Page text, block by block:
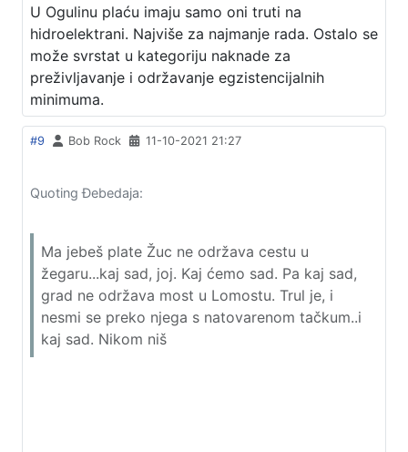
U Ogulinu plaću imaju samo oni truti na
hidroelektrani. Najviše za najmanje rada. Ostalo se
može svrstat u kategoriju naknade za
preživljavanje i održavanje egzistencijalnih
minimuma.
#9 Bob Rock 11-10-2021 21:27
Quoting Đebedaja:
Ma jebeš plate Žuc ne održava cestu u
žegaru...kaj sad, joj. Kaj ćemo sad. Pa kaj sad,
grad ne održava most u Lomostu. Trul je, i
nesmi se preko njega s natovarenom tačkum..i
kaj sad. Nikom niš